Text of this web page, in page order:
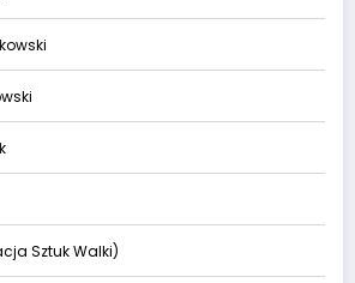
Sztuk Walki)